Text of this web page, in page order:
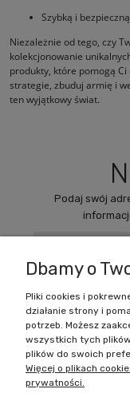
Szybką i
Niezależnie od tego, czy
kolekcjonowanie
produkty, które pomogą
strategie, zbuduj armię i
ten wyjątkowy świat.
Podaj swój
Dbamy o
Pliki cookies i
działanie strony i
potrzeb. Możesz
wszystkich tych
plików do swoich
Więcej o plikach
prywatności.